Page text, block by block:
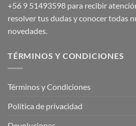
+56 9 51493598 para recibir
resolver tus dudas y conocer todas
novedades.
TÉRMINOS Y CONDICIONES
Términos y Condiciones
Política de privacidad